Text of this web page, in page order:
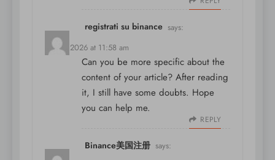
registrati su binance says:
May 9, 2026 at 11:58 am
Can you be more specific about the
content of your article? After reading
it, I still have some doubts. Hope
you can help me.
REPLY
Binance美国注册 says: